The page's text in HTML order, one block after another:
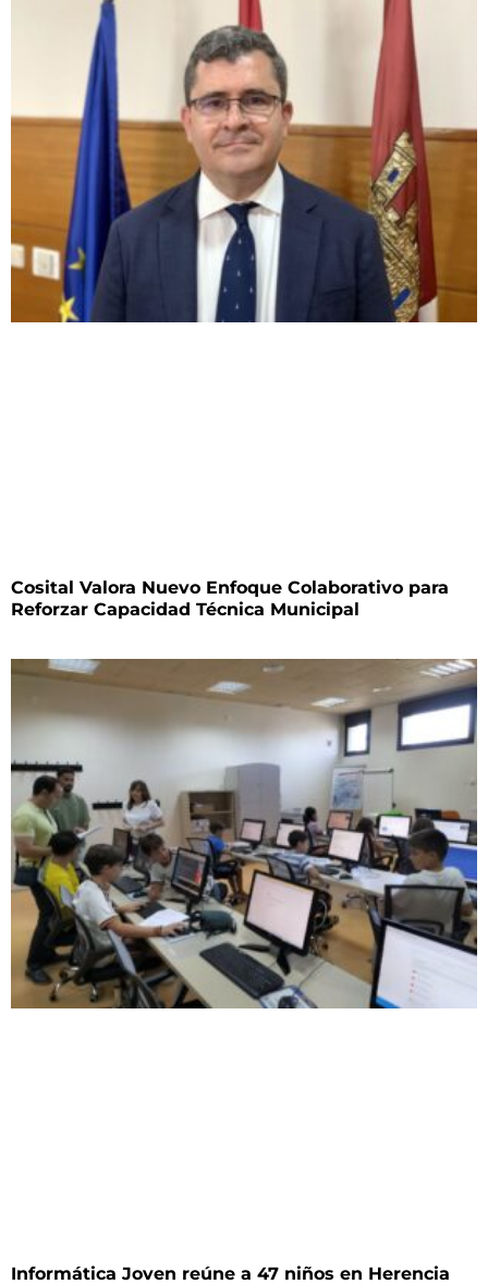
Cosital Valora Nuevo Enfoque Colaborativo para
Reforzar Capacidad Técnica Municipal
Informática Joven reúne a 47 niños en Herencia